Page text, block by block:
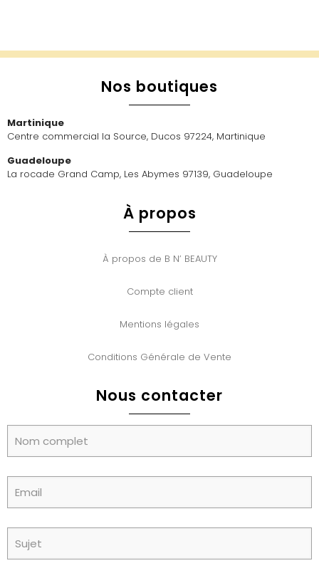
Nos boutiques
Martinique
Centre commercial la Source, Ducos 97224, Martinique
Guadeloupe
La rocade Grand Camp, Les Abymes 97139, Guadeloupe
À propos
À propos de B N’ BEAUTY
Compte client
Mentions légales
Conditions Générale de Vente
Nous contacter